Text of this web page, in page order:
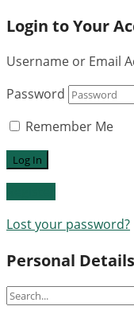
Login to Your
Username or Email
Password
Remember Me
Lost your password?
Personal Details